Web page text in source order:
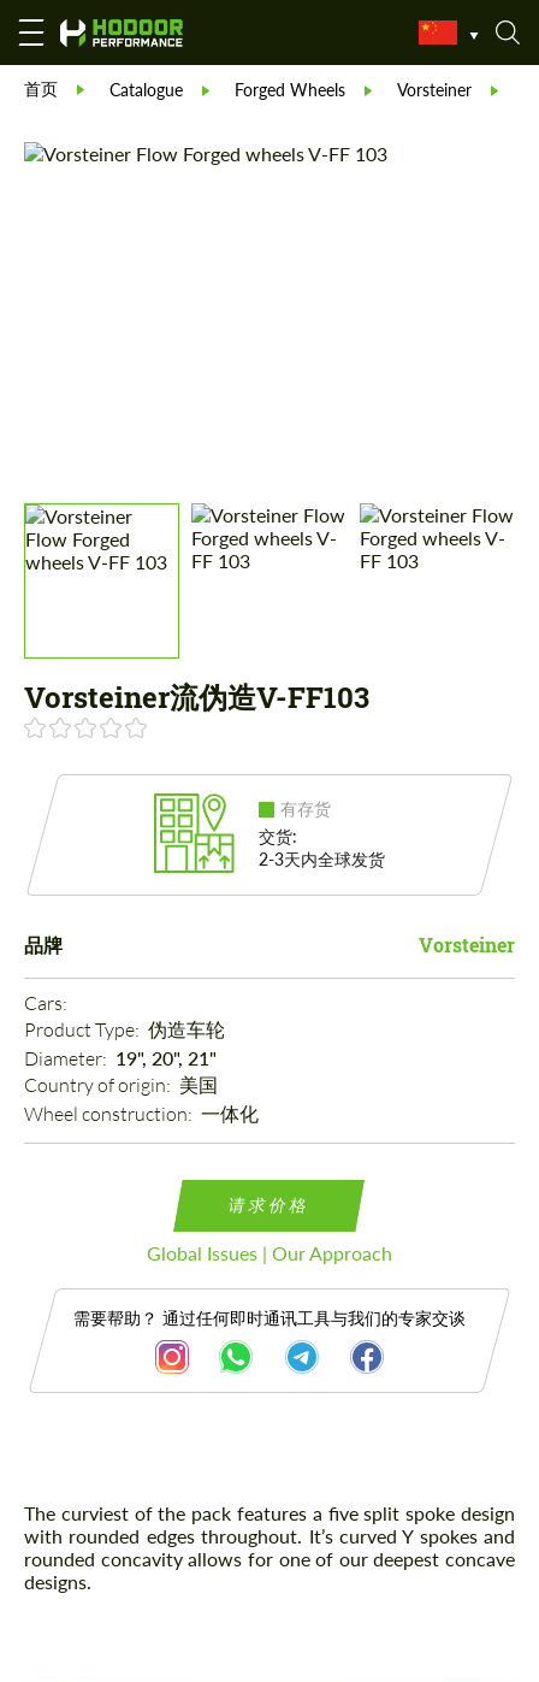
首页 Catalogue Forged Wheels Vorsteiner
Vorsteiner流伪造V-FF103
有存货
交货:
2-3天内全球发货
品牌 Vorsteiner
Cars:
Product Type: 伪造车轮
Diameter: 19", 20", 21"
Country of origin: 美国
Wheel construction: 一体化
请求价格
Global Issues | Our Approach
需要帮助？ 通过任何即时通讯工具与我们的专家交谈
描述
The curviest of the pack features a five split spoke design
with rounded edges throughout. It’s curved Y spokes and
rounded concavity allows for one of our deepest concave
designs.